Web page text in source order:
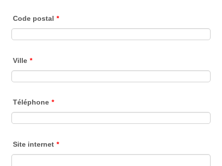
Code postal *
Ville *
Téléphone *
Site internet *